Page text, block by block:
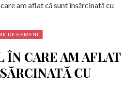
am aflat că sunt însărcinată cu
DE GEMENI
ÎN CARE AM AFLAT
CU